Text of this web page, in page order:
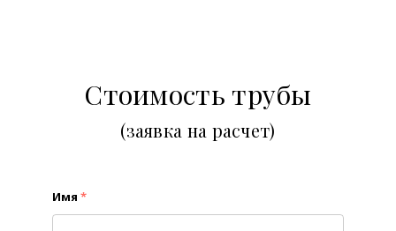
Стоимость трубы
(заявка на расчет)
Имя *